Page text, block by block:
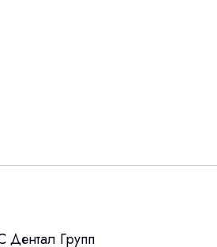
нашего партнера ООО
Групп